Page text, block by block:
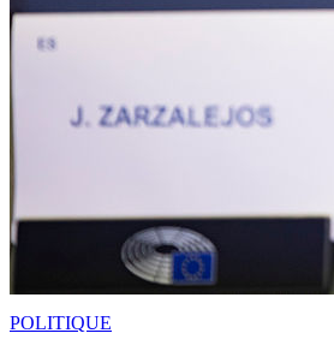
POLITIQUE